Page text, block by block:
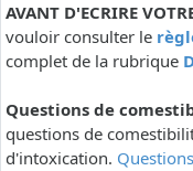
AVANT D'ECRIRE
vouloir consulter le
complet de la rubrique
Questions de
questions de
d'intoxication.